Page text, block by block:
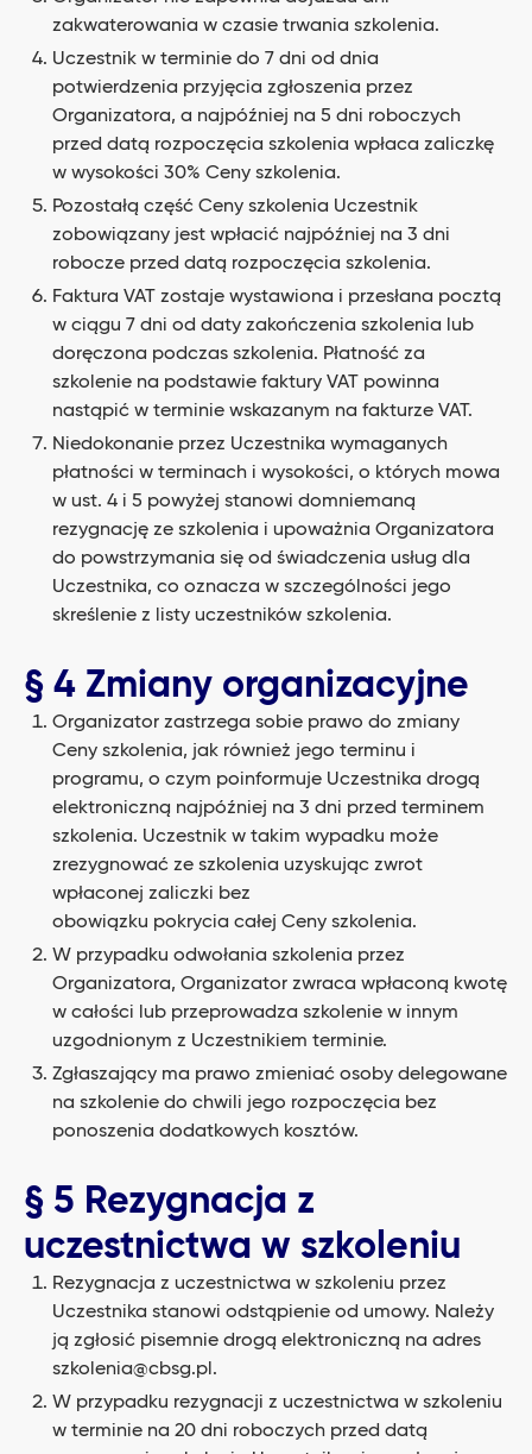
zakwaterowania w czasie trwania szkolenia.
Uczestnik w terminie do 7 dni od dnia
potwierdzenia przyjęcia zgłoszenia przez
Organizatora, a najpóźniej na 5 dni roboczych
przed datą rozpoczęcia szkolenia wpłaca zaliczkę
w wysokości 30% Ceny szkolenia.
Pozostałą część Ceny szkolenia Uczestnik
zobowiązany jest wpłacić najpóźniej na 3 dni
robocze przed datą rozpoczęcia szkolenia.
Faktura VAT zostaje wystawiona i przesłana pocztą
w ciągu 7 dni od daty zakończenia szkolenia lub
doręczona podczas szkolenia. Płatność za
szkolenie na podstawie faktury VAT powinna
nastąpić w terminie wskazanym na fakturze VAT.
Niedokonanie przez Uczestnika wymaganych
płatności w terminach i wysokości, o których mowa
w ust. 4 i 5 powyżej stanowi domniemaną
rezygnację ze szkolenia i upoważnia Organizatora
do powstrzymania się od świadczenia usług dla
Uczestnika, co oznacza w szczególności jego
skreślenie z listy uczestników szkolenia.
§ 4 Zmiany organizacyjne
Organizator zastrzega sobie prawo do zmiany
Ceny szkolenia, jak również jego terminu i
programu, o czym poinformuje Uczestnika drogą
elektroniczną najpóźniej na 3 dni przed terminem
szkolenia. Uczestnik w takim wypadku może
zrezygnować ze szkolenia uzyskując zwrot
wpłaconej zaliczki bez
obowiązku pokrycia całej Ceny szkolenia.
W przypadku odwołania szkolenia przez
Organizatora, Organizator zwraca wpłaconą kwotę
w całości lub przeprowadza szkolenie w innym
uzgodnionym z Uczestnikiem terminie.
Zgłaszający ma prawo zmieniać osoby delegowane
na szkolenie do chwili jego rozpoczęcia bez
ponoszenia dodatkowych kosztów.
§ 5 Rezygnacja z
uczestnictwa w szkoleniu
Rezygnacja z uczestnictwa w szkoleniu przez
Uczestnika stanowi odstąpienie od umowy. Należy
ją zgłosić pisemnie drogą elektroniczną na adres
szkolenia@cbsg.pl .
W przypadku rezygnacji z uczestnictwa w szkoleniu
w terminie na 20 dni roboczych przed datą